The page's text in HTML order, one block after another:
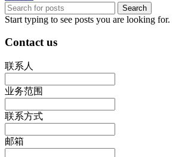
Search
Start typing to see posts you are looking for.
Contact us
联系人
业务范围
联系方式
邮箱